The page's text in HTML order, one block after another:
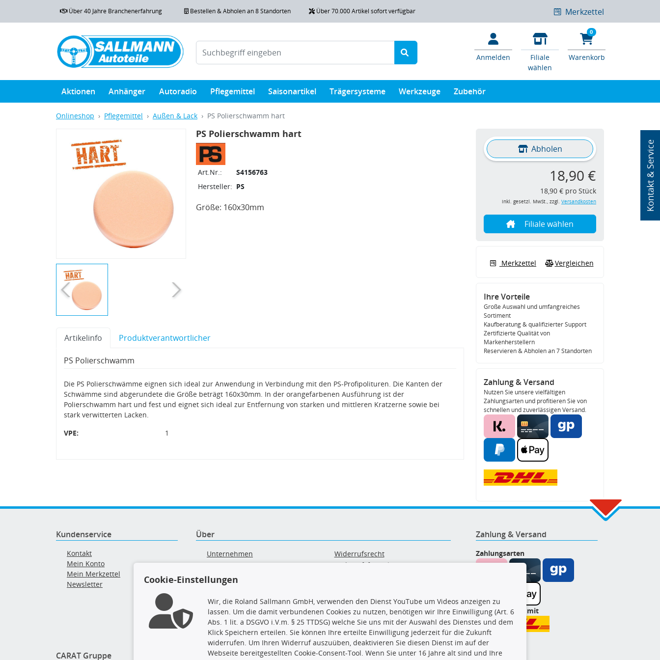
Kontakt & Service
Über 40 Jahre Branchenerfahrung Bestellen & Abholen an 8 Standorten Über 70.000 Artikel sofort verfügbar Merkzettel
Anmelden
Filiale
wählen
0
Warenkorb
Aktionen Anhänger Autoradio Pflegemittel Saisonartikel Trägersysteme Werkzeuge Zubehör
Onlineshop Pflegemittel Außen & Lack PS Polierschwamm hart
PS Polierschwamm hart
Art.Nr.:
S4156763
Hersteller: PS
Größe: 160x30mm
Artikelinfo Produktverantwortlicher
PS Polierschwamm
Die PS Polierschwämme eignen sich ideal zur Anwendung in Verbindung mit den PS-Profipolituren. Die Kanten der
Schwämme sind abgerundete die Größe beträgt 160x30mm. In der orangefarbenen Ausführung ist der
Polierschwamm hart und fest und eignet sich ideal zur Entfernung von starken und mittleren Kratzerne sowie bei
stark verwitterten Lacken.
VPE:
1
Abholen
18,90 €
18,90 € pro Stück
inkl. gesetzl. MwSt., zzgl. Versandkosten
Filiale wählen
Merkzettel Vergleichen
Ihre Vorteile
Große Auswahl und umfangreiches
Sortiment
Kaufberatung & qualifizierter Support
Zertifizierte Qualität von
Markenherstellern
Reservieren & Abholen an 7 Standorten
Zahlung & Versand
Nutzen Sie unsere vielfältigen
Zahlungsarten und profitieren Sie von
schnellen und zuverlässigen Versand.
Kundenservice
Kontakt
Mein Konto
Mein Merkzettel
Newsletter
Über
Unternehmen
AGB
Versand & Zahlung
Altgeräte-/ Batterieentsorgung
Widerrufsrecht
Widerrufsformular
Barrierefreiheitserklärung
Zahlung & Versand
Zahlungsarten
Wir versenden mit
CARAT Gruppe Folge uns TecDoc Inside
Cookie-Einstellungen
Wir, die Roland Sallmann GmbH, verwenden den Dienst YouTube um Videos anzeigen zu
lassen. Um die damit verbundenen Cookies zu nutzen, benötigen wir Ihre Einwilligung (Art. 6
Abs. 1 lit. a DSGVO i.V.m. § 25 TTDSG) welche Sie uns mit der Auswahl des Dienstes und dem
Klick Speichern erteilen. Sie können Ihre erteilte Einwilligung jederzeit für die Zukunft
widerrufen. Um Ihren Widerruf auszuüben, deaktivieren Sie diesen Dienst im auf der
Webseite bereitgestellten Cookie-Consent-Tool. Wenn Sie unter 16 Jahre alt sind und Ihre